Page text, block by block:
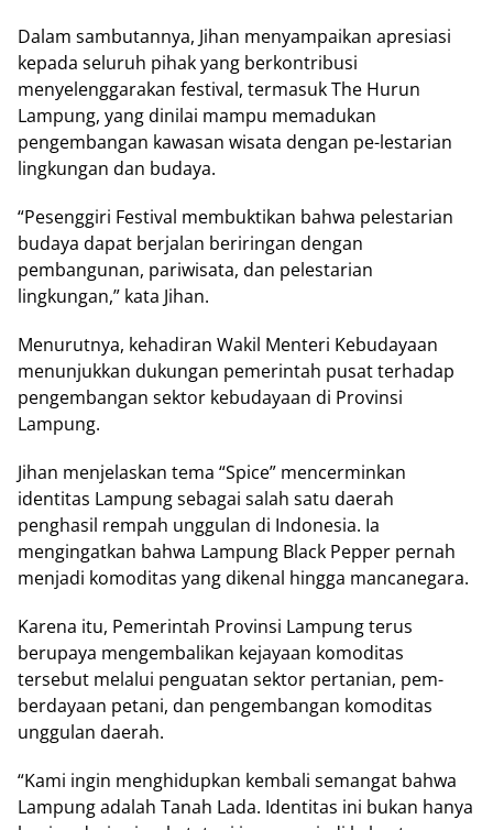
Dalam sambutannya, Jihan menyampaikan apresiasi
kepada seluruh pihak yang berkontribusi
menyelenggarakan festival, termasuk The Hurun
Lampung, yang dinilai mampu memadukan
pengembangan kawasan wisata dengan pe-lestarian
lingkungan dan budaya.
“Pesenggiri Festival membuktikan bahwa pelestarian
budaya dapat berjalan beriringan dengan
pembangunan, pariwisata, dan pelestarian
lingkungan,” kata Jihan.
Menurutnya, kehadiran Wakil Menteri Kebudayaan
menunjukkan dukungan pemerintah pusat terhadap
pengembangan sektor kebudayaan di Provinsi
Lampung.
Jihan menjelaskan tema “Spice” mencerminkan
identitas Lampung sebagai salah satu daerah
penghasil rempah unggulan di Indonesia. Ia
mengingatkan bahwa Lampung Black Pepper pernah
menjadi komoditas yang dikenal hingga mancanegara.
Karena itu, Pemerintah Provinsi Lampung terus
berupaya mengembalikan kejayaan komoditas
tersebut melalui penguatan sektor pertanian, pem-
berdayaan petani, dan pengembangan komoditas
unggulan daerah.
“Kami ingin menghidupkan kembali semangat bahwa
Lampung adalah Tanah Lada. Identitas ini bukan hanya